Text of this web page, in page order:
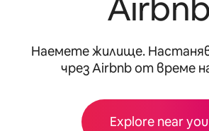
Наемете жилище.
чрез Airbnb от време
Explore near you